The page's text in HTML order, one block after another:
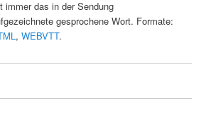
immer das in der Sendung
gesprochene Wort. Formate:
, WEBVTT.